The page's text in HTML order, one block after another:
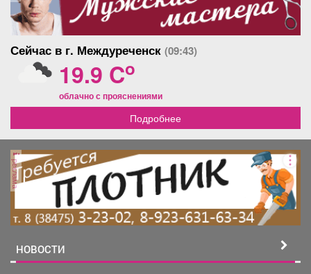
Сейчас в г. Междуреченск (09:43)
19.9 Co
облачно с прояснениями
Подробнее
реклама
НОВОСТИ